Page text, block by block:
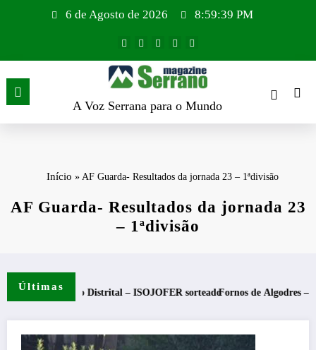
6 de Agosto de 2026 8:59:40 PM
A Voz Serrana para o Mundo
Início » AF Guarda- Resultados da jornada 23 – 1ªdivisão
AF Guarda- Resultados da jornada 23
– 1ªdivisão
Últimas
ISOJOFER sorteadoFornos de Algodres – Momento de reflexão “As